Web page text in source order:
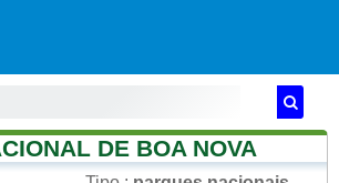
DE BOA NOVA